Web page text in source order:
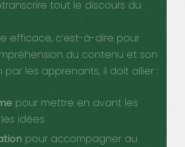
tout le discours du
efficace, c’est-à-dire pour
du contenu et son
les apprenants, il doit allier :
pour mettre en avant les
idées
pour accompagner au